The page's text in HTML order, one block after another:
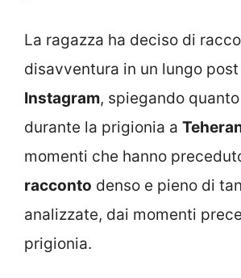
La ragazza ha deciso di
disavventura in un lungo post
Instagram, spiegando
durante la prigionia a
momenti che hanno
racconto denso e pieno di
analizzate, dai momenti
prigionia.